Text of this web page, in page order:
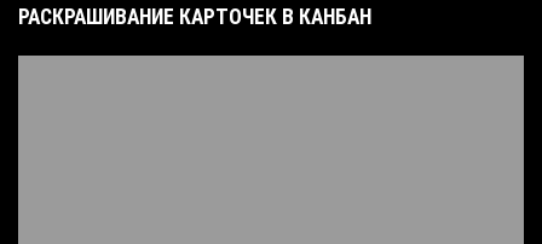
РАСКРАШИВАНИЕ КАРТОЧЕК В КАНБАН